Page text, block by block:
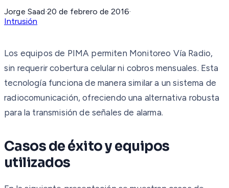
Jorge Saad·20 de febrero de 2016·
Intrusión
Los equipos de PIMA permiten Monitoreo Vía Radio,
sin requerir cobertura celular ni cobros mensuales. Esta
tecnología funciona de manera similar a un sistema de
radiocomunicación, ofreciendo una alternativa robusta
para la transmisión de señales de alarma.
Casos de éxito y equipos
utilizados